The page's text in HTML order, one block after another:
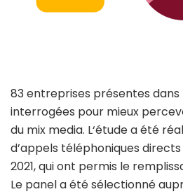
83 entreprises présentes
interrogées pour mieux
du mix media. L‘étude a été
d’appels téléphoniques
2021, qui ont permis le
Le panel a été sélectionné